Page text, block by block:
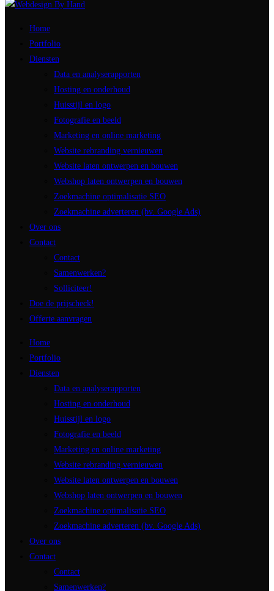
Home
Portfolio
Diensten
Data en analyserapporten
Hosting en onderhoud
Huisstijl en logo
Fotografie en beeld
Marketing en online marketing
Website rebranding vernieuwen
Website laten ontwerpen en bouwen
Webshop laten ontwerpen en bouwen
Zoekmachine optimalisatie SEO
Zoekmachine adverteren (bv. Google Ads)
Over ons
Contact
Contact
Samenwerken?
Solliciteer!
Doe de prijscheck!
Offerte aanvragen
Home
Portfolio
Diensten
Data en analyserapporten
Hosting en onderhoud
Huisstijl en logo
Fotografie en beeld
Marketing en online marketing
Website rebranding vernieuwen
Website laten ontwerpen en bouwen
Webshop laten ontwerpen en bouwen
Zoekmachine optimalisatie SEO
Zoekmachine adverteren (bv. Google Ads)
Over ons
Contact
Contact
Samenwerken?